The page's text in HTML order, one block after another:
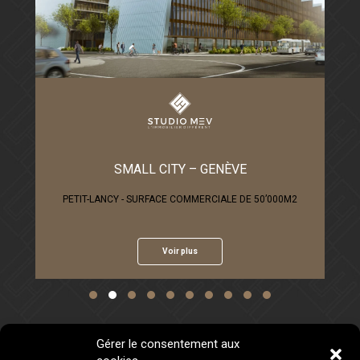
Gérer le consentement aux
SMALL CITY – GENÈVE
- SURFACE COMMERCIALE DE 50’000M2